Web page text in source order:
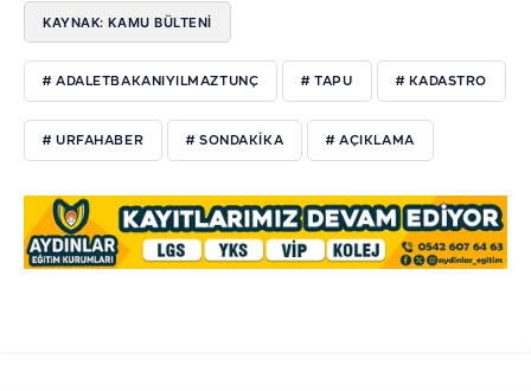
KAYNAK: KAMU BÜLTENI
# ADALETBAKANIYILMAZTUNÇ # TAPU # KADASTRO
# URFAHABER # SONDAKİKA # AÇIKLAMA